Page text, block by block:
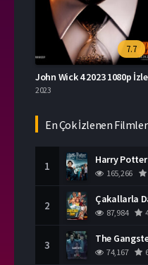
7.7
John Wick 4 2023 1080p İzle
2023
En Çok İzlenen Filmler
1 Harry
165,266
2 Çakallarla
87,984
3
74,167